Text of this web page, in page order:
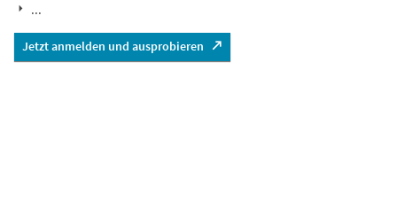
...
Jetzt anmelden und ausprobieren